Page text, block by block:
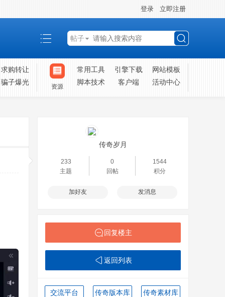
登录 立即注册
帖子
求购转让
骗子爆光
资源
常用工具 引擎下载
网站模板
脚本技术
客户端 活动中心
传奇岁月
233
主题
0
回帖
1544
积分
加好友 发消息
回复楼主
返回列表
交流平台 传奇版本库 传奇素材库